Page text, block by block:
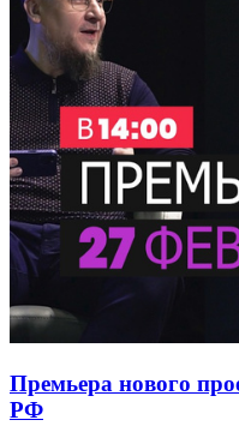
Премьера нового
РФ